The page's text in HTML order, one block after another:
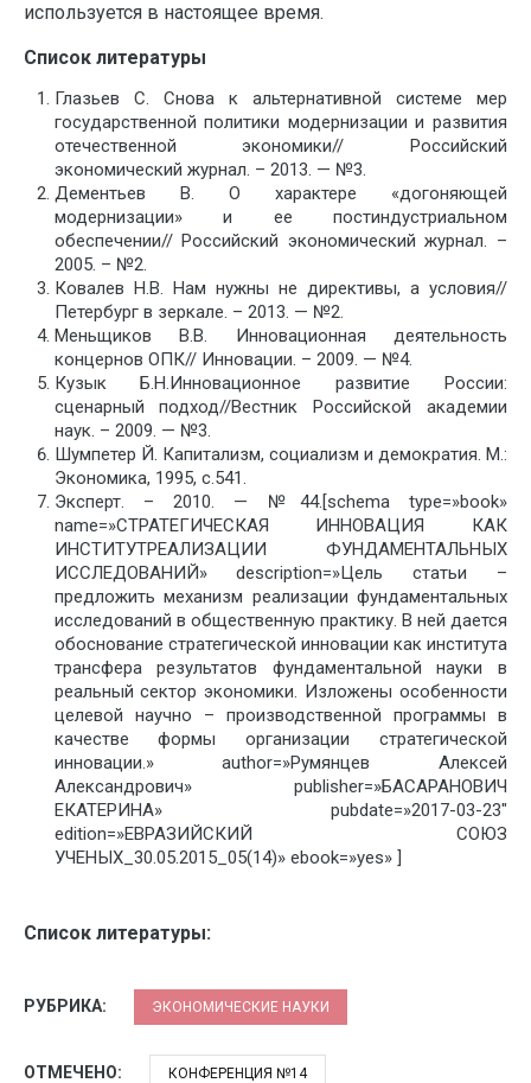
используется в настоящее время.
Список литературы
Глазьев С. Снова к альтернативной системе мер
государственной политики модернизации и развития
отечественной экономики// Российский
экономический журнал. – 2013. — №3.
Дементьев В. О характере «догоняющей
модернизации» и ее постиндустриальном
обеспечении// Российский экономический журнал. –
2005. – №2.
Ковалев Н.В. Нам нужны не директивы, а условия//
Петербург в зеркале. – 2013. — №2.
Меньщиков В.В. Инновационная деятельность
концернов ОПК// Инновации. – 2009. — №4.
Кузык Б.Н.Инновационное развитие России:
сценарный подход//Вестник Российской академии
наук. – 2009. — №3.
Шумпетер Й. Капитализм, социализм и демократия. М.:
Экономика, 1995, с.541.
Эксперт. – 2010. — №44.[schema type=»book»
name=»СТРАТЕГИЧЕСКАЯ ИННОВАЦИЯ КАК
ИНСТИТУТРЕАЛИЗАЦИИ ФУНДАМЕНТАЛЬНЫХ
ИССЛЕДОВАНИЙ» description=»Цель статьи –
предложить механизм реализации фундаментальных
исследований в общественную практику. В ней дается
обоснование стратегической инновации как института
трансфера результатов фундаментальной науки в
реальный сектор экономики. Изложены особенности
целевой научно – производственной программы в
качестве формы организации стратегической
инновации.» author=»Румянцев Алексей
Александрович» publisher=»БАСАРАНОВИЧ
ЕКАТЕРИНА» pubdate=»2017-03-23″
edition=»ЕВРАЗИЙСКИЙ СОЮЗ
УЧЕНЫХ_30.05.2015_05(14)» ebook=»yes» ]
Список литературы:
РУБРИКА: ЭКОНОМИЧЕСКИЕ НАУКИ
ОТМЕЧЕНО: КОНФЕРЕНЦИЯ №14